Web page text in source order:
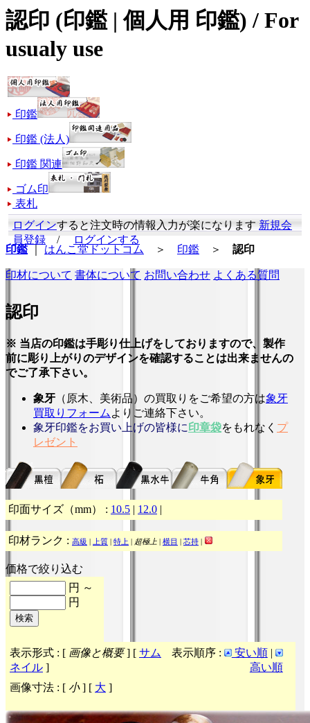
認印 (印鑑 | 個人用 印鑑) / For
usualy use
印鑑
印鑑 (法人)
印鑑 関連
ゴム印
表札
ログインすると注文時の情報入力が楽になります新規会
員登録 /
ログインする
印鑑
はんこ堂ドットコム ＞ 印鑑 ＞ 認印
印材について 書体について お問い合わせ よくある質問
認印
※ 当店の印鑑は手彫り仕上げをしておりますので、製作
前に彫り上がりのデザインを確認することは出来ませんの
でご了承下さい。
象牙 （原木、美術品）の買取りをご希望の方は象牙
買取りフォーム よりご連絡下さい。
象牙印鑑をお買い上げの皆様に 印章袋をもれなく プ
レゼント
印面サイズ（mm） : 10.5 | 12.0 |
印材ランク : 高級 上質 特上 超極上 横目 芯持
価格で絞り込む
円 ～
円
表示形式 : [ 画像と概要] [ サム
ネイル ]
画像寸法 : [ 小] [ 大 ]
表示順序 : 安い順|
高い順